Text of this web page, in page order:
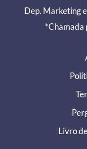
Dep. Marketing
*Chamada
Livro